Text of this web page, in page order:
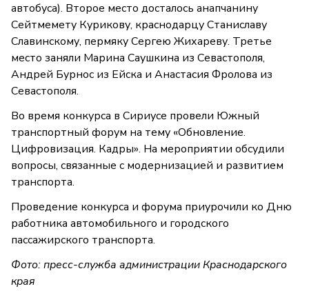
автобуса). Второе место досталось анапчанину
Сейтмемету Курикову, краснодарцу Станиславу
Славинскому, пермяку Сергею Жихареву. Третье
место заняли Марина Саушкина из Севастополя,
Андрей Бурнос из Ейска и Анастасия Фролова из
Севастополя.
Во время конкурса в Сириусе провели Южный
транспортный форум на тему «Обновление.
Цифровизация. Кадры». На мероприятии обсудили
вопросы, связанные с модернизацией и развитием
транспорта.
Проведение конкурса и форума приурочили ко Дню
работника автомобильного и городского
пассажирского транспорта.
Фото: пресс-служба администрации Краснодарского
края